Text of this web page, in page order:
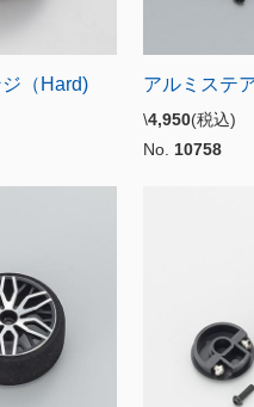
（Hard) アルミステ
\4,950(税込)
No. 10758